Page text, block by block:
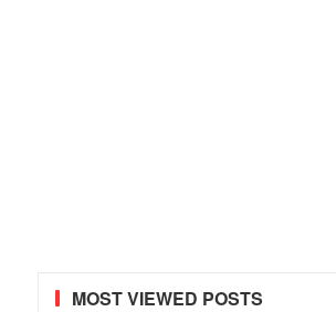
MOST VIEWED POSTS